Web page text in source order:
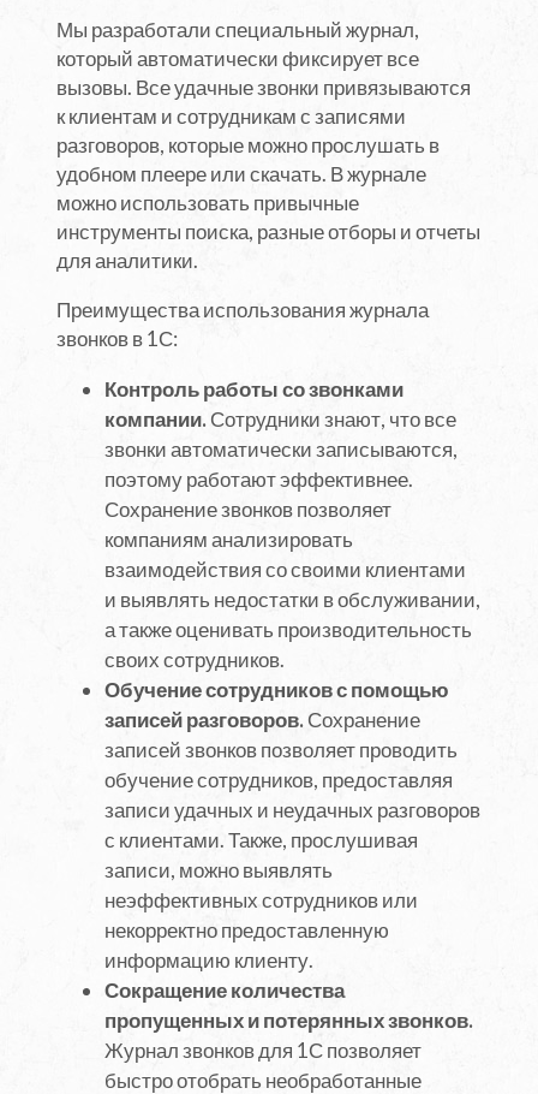
Мы разработали специальный журнал,
который автоматически фиксирует все
вызовы. Все удачные звонки привязываются
к клиентам и сотрудникам с записями
разговоров, которые можно прослушать в
удобном плеере или скачать. В журнале
можно использовать привычные
инструменты поиска, разные отборы и отчеты
для аналитики.
Преимущества использования журнала
звонков в 1С:
Контроль работы со звонками
компании.Сотрудники знают, что все
звонки автоматически записываются,
поэтому работают эффективнее.
Сохранение звонков позволяет
компаниям анализировать
взаимодействия со своими клиентами
и выявлять недостатки в обслуживании,
а также оценивать производительность
своих сотрудников.
Обучение сотрудников с помощью
записей разговоров.Сохранение
записей звонков позволяет проводить
обучение сотрудников, предоставляя
записи удачных и неудачных разговоров
с клиентами. Также, прослушивая
записи, можно выявлять
неэффективных сотрудников или
некорректно предоставленную
информацию клиенту.
Сокращение количества
пропущенных и потерянных звонков.
Журнал звонков для 1С позволяет
быстро отобрать необработанные